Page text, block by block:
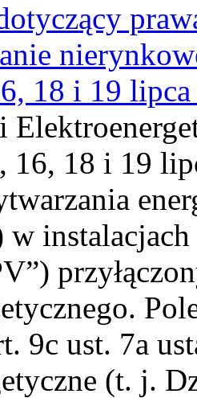
18 i 19
16, 18 i 19
w
9c ust. 7a
(t. j.